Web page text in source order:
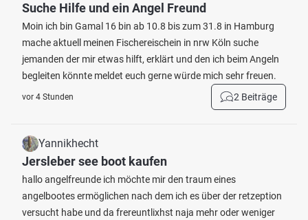
Suche Hilfe und ein Angel Freund
Moin ich bin Gamal 16 bin ab 10.8 bis zum 31.8 in Hamburg
mache aktuell meinen Fischereischein in nrw Köln suche
jemanden der mir etwas hilft, erklärt und den ich beim Angeln
begleiten könnte meldet euch gerne würde mich sehr freuen.
vor 4 Stunden 2 Beiträge
Yannikhecht
Jersleber see boot kaufen
hallo angelfreunde ich möchte mir den traum eines
angelbootes ermöglichen nach dem ich es über der retzeption
versucht habe und da frereuntlixhst naja mehr oder weniger